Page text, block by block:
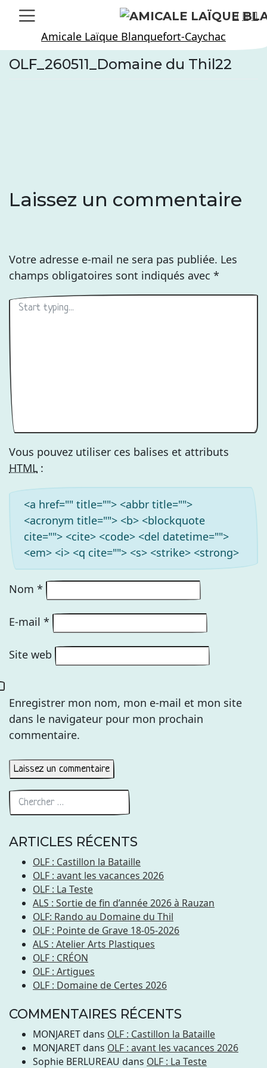
Skip
Amicale Laïque Blanquefort-Caychac
OLF_260511_Domaine du Thil22
Laissez un commentaire
Votre adresse e-mail ne sera pas publiée. Les
champs obligatoires sont indiqués avec *
Vous pouvez utiliser ces balises et attributs
HTML :
<a href="" title=""> <abbr title="">
<acronym title=""> <b> <blockquote
cite=""> <cite> <code> <del datetime="">
<em> <i> <q cite=""> <s> <strike> <strong>
Nom *
E-mail *
Site web
Enregistrer mon nom, mon e-mail et mon site
dans le navigateur pour mon prochain
commentaire.
ARTICLES RÉCENTS
OLF : Castillon la Bataille
OLF : avant les vacances 2026
OLF : La Teste
ALS : Sortie de fin d’année 2026 à Rauzan
OLF: Rando au Domaine du Thil
OLF : Pointe de Grave 18-05-2026
ALS : Atelier Arts Plastiques
OLF : CRÉON
OLF : Artigues
OLF : Domaine de Certes 2026
COMMENTAIRES RÉCENTS
MONJARETdans OLF : Castillon la Bataille
MONJARETdans OLF : avant les vacances 2026
Sophie BERLUREAU dans OLF : La Teste